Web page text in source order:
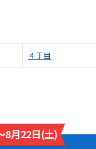
４丁目
8月22日(土)